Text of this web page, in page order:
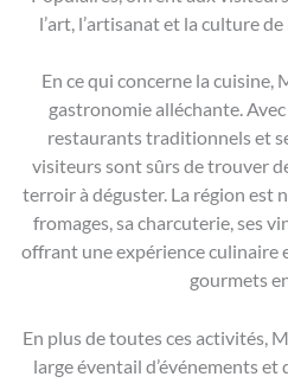
l’art, l’artisanat et la culture
En ce qui concerne la cuisine,
gastronomie alléchante. Avec
restaurants traditionnels et
visiteurs sont sûrs de trouver
terroir à déguster. La région est
fromages, sa charcuterie, ses
offrant une expérience culinaire
gourmets
En plus de toutes ces activités,
large éventail d’événements